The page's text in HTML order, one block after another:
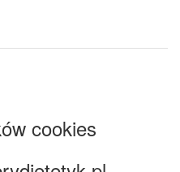
cookies